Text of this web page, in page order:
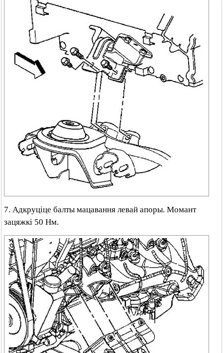
7. Адкруціце балты мацавання левай апоры. Момант
зацяжкі 50 Нм.